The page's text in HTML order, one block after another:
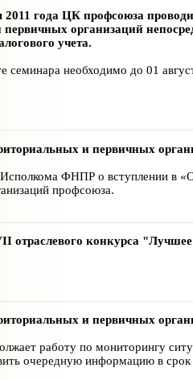
2011 года ЦК профсоюза
первичных организаций
учета.
семинара необходимо до 01
и первичных
ФНПР о вступлении в
профсоюза.
отраслевого конкурса "Лучшее
и первичных
работу по мониторингу
очередную информацию в срок